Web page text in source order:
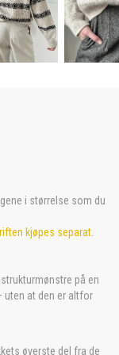
i størrelse som du
kjøpes separat
på en
uten at den er altfor
øverste del fra de